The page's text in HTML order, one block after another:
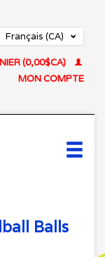
Français (CA)
(0,00$CA)
MON COMPTE
Balls